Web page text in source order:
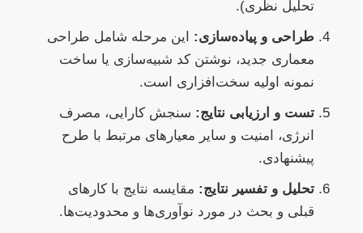
تحلیل نظری).
طراحی و پیاده‌سازی: این مرحله شامل طراحی
معماری جدید، نوشتن کد شبیه‌سازی یا ساخت
نمونه اولیه سخت‌افزاری است.
تست و ارزیابی نتایج: سنجش کارایی، مصرف
انرژی، امنیت و سایر معیارهای مرتبط با طرح
پیشنهادی.
تحلیل و تفسیر نتایج: مقایسه نتایج با کارهای
قبلی و بحث در مورد نوآوری‌ها و محدودیت‌ها.